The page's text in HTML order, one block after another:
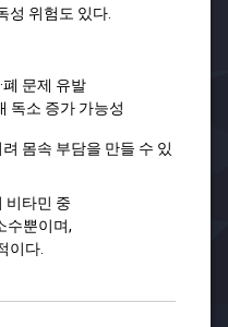
성 위험도 있다.
폐 문제 유발
독소 증가 가능성
몸속 부담을 만들 수 있
비타민 중
수뿐이며,
이다.